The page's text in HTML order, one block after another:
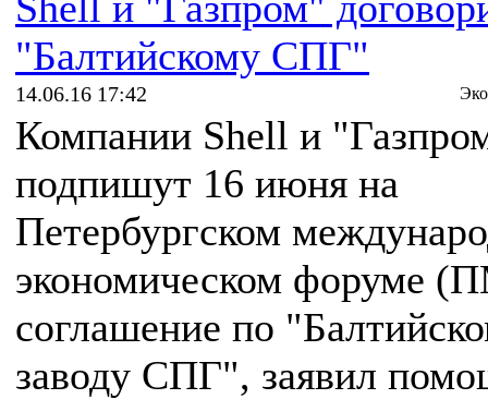
"Балтийскому СПГ"
14.06.16 17:42
Компании Shell и
подпишут 16 июня на
Петербургском
экономическом форуме
соглашение по
заводу СПГ", заявил